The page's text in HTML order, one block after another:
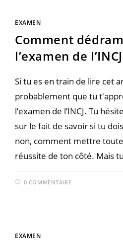
EXAMEN
Comment
l’examen de
Si tu es en train de lire cet
probablement que tu
l’examen de l’INCJ. Tu
sur le fait de savoir si tu
non, comment mettre
réussite de ton côté. Mais
0 COMMENTAIRE
EXAMEN